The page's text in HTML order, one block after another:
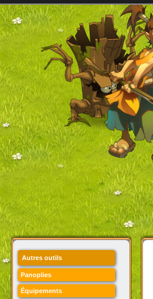
Autres outils
Panoplies
Équipements